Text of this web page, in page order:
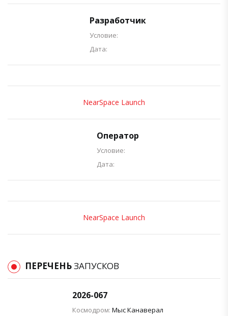
Разработчик
Условие:
Дата:
NearSpace Launch
Оператор
Условие:
Дата:
NearSpace Launch
ПЕРЕЧЕНЬЗАПУСКОВ
2026-067
Космодром: Мыс Канаверал